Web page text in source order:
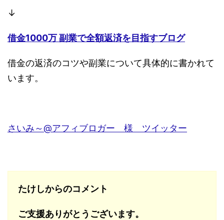
↓
借金1000万 副業で全額返済を目指すブログ
借金の返済のコツや副業について具体的に書かれて
います。
さいみ～@アフィブロガー 様 ツイッター
たけしからのコメント
ご支援ありがとうございます。